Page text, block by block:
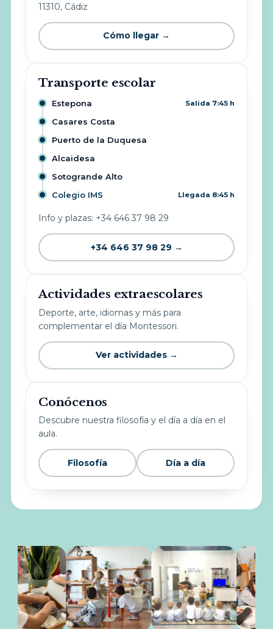
11310, Cádiz
Cómo llegar →
Transporte escolar
Estepona Salida 7:45 h
Casares Costa
Puerto de la Duquesa
Alcaidesa
Sotogrande Alto
Colegio IMS
Llegada 8:45 h
Info y plazas: +34 646 37 98 29
+34 646 37 98 29 →
Actividades extraescolares
Deporte, arte, idiomas y más para
complementar el día Montessori.
Ver actividades →
Conócenos
Descubre nuestra filosofía y el día a día en el
aula.
Filosofía Día a día